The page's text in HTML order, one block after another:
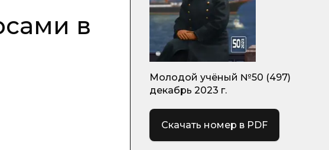
в
Молодой учёный №50 (497)
декабрь 2023 г.
Скачать номер в PDF